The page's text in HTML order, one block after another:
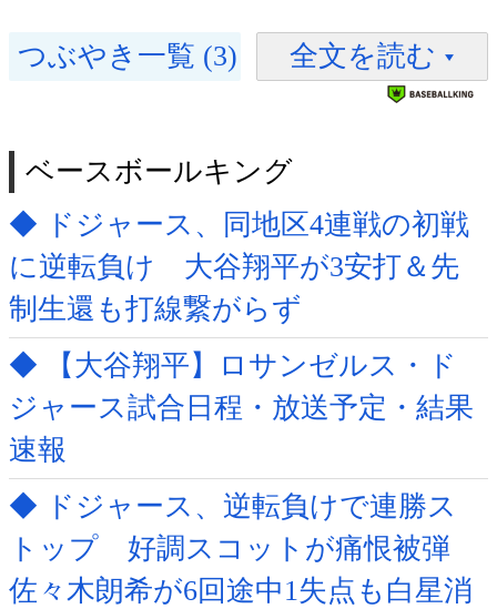
つぶやき一覧 (3) 全文を読む
ベースボールキング
◆ ドジャース、同地区4連戦の初戦
に逆転負け 大谷翔平が3安打＆先
制生還も打線繋がらず
◆ 【大谷翔平】ロサンゼルス・ド
ジャース試合日程・放送予定・結果
速報
◆ ドジャース、逆転負けで連勝ス
トップ 好調スコットが痛恨被弾
佐々木朗希が6回途中1失点も白星消